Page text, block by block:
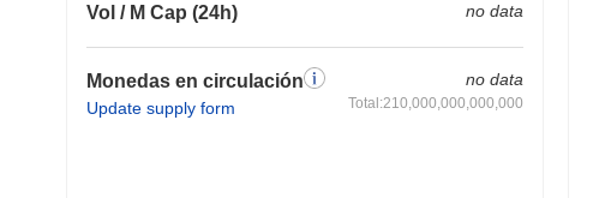
Vol / M Cap (24h) no data
Monedas en circulación
Update supply form
no data
Total:210,000,000,000,000